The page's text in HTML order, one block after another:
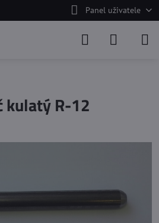
Panel uživatele
kulatý R-12